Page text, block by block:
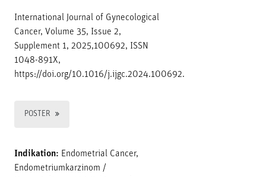
International Journal of Gynecological
Cancer, Volume 35, Issue 2,
Supplement 1, 2025,100692, ISSN
1048-891X,
https://doi.org/10.1016/j.ijgc.2024.100692.
POSTER
Indikation: Endometrial Cancer,
Endometriumkarzinom /